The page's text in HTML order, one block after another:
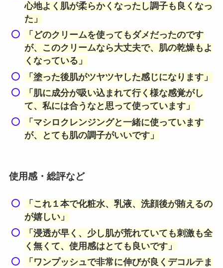
心地よく肌が柔らかくなったし調子も良くなっ
た」
「どのクリームを使ってもダメだったのです
が、このクリームなら大丈夫で、肌の乾燥もよ
くなっている」
「塗った後肌がツヤツヤした感じになります」
「肌に成分が吸い込まれて行く様な感覚がし
て、私には合うなと思って使っています」
「マシロクレンジングと一緒に使っています
が、とても肌の調子がいいです」
使用感・総評など
「これ１本で化粧水、乳液、洗顔後が賄えるの
が嬉しい」
「浸透が早く、少し肌が荒れていても刺激も全
く無くて、使用感はとても良いです」
「ワンプッシュで非常に伸びが良くデコルテま